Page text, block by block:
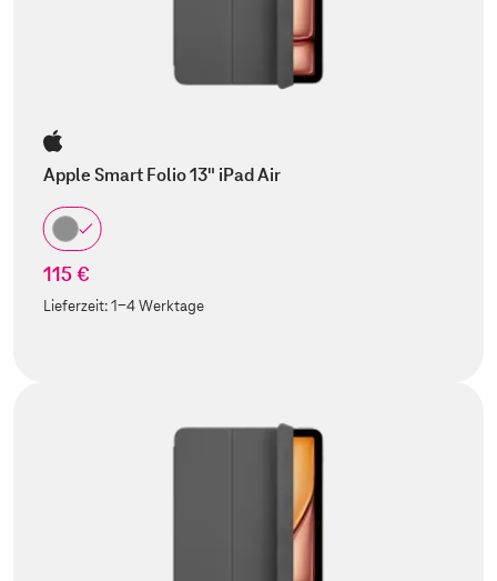
Apple Smart Folio 13" iPad Air
115 €
Lieferzeit:1-4 Werktage